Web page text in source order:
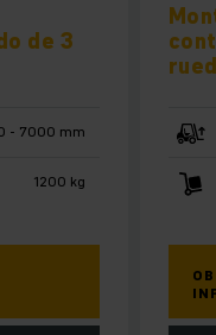
de 3
- 7000 mm
1200 kg